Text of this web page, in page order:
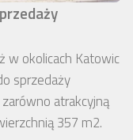
w okolicach Katowic
sprzedaży
atrakcyjną
357 m2.